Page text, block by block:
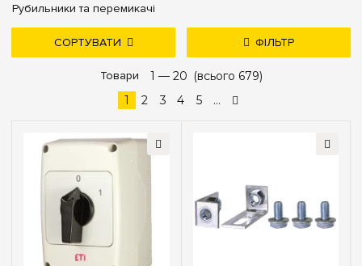
СОРТУВАТИ ФІЛЬТР
Виробник
E.NEXT (152)
ETI (474)
F&F (7)
Рубильники та перемикачі
дорожче
нові надходження
Товари 1 — 20 (всього 679)
1
2 3 4 5 ...